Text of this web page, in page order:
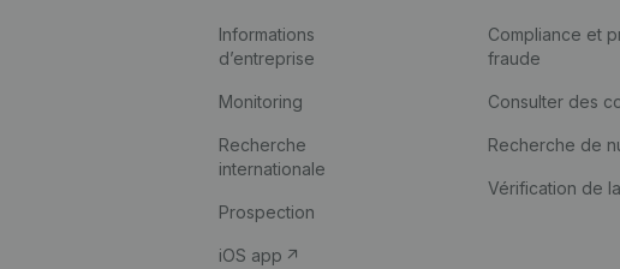
Informations
d’entreprise
Monitoring
Recherche
internationale
Prospection
iOS app
Compliance et
fraude
Consulter des
Recherche de
Vérification de